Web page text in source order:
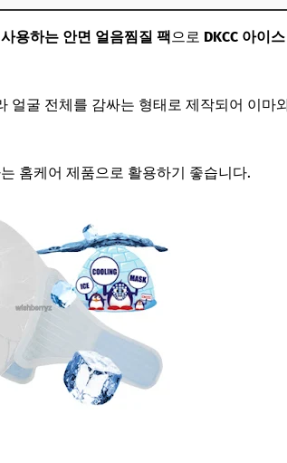
용하는 안면 얼음찜질 팩으로 DKCC 아이
굴 전체를 감싸는 형태로 제작되어 이마
홈케어 제품으로 활용하기 좋습니다.